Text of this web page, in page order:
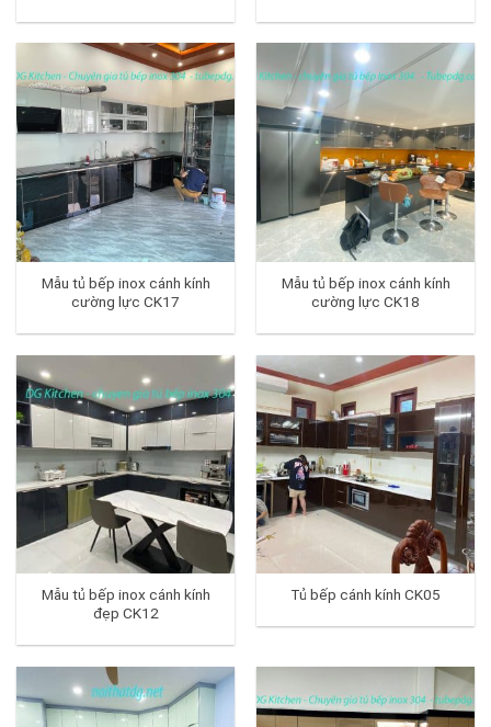
Mẫu tủ bếp inox cánh kính
cường lực CK17
Mẫu tủ bếp inox cánh kính
cường lực CK18
Mẫu tủ bếp inox cánh kính
đẹp CK12
Tủ bếp cánh kính CK05